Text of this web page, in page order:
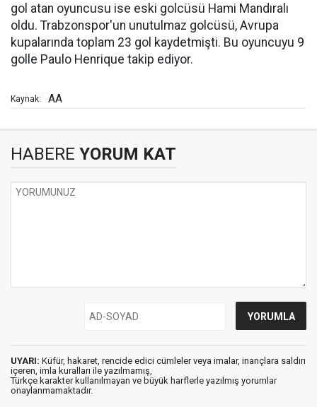
gol atan oyuncusu ise eski golcüsü Hami Mandıralı
oldu. Trabzonspor'un unutulmaz golcüsü, Avrupa
kupalarında toplam 23 gol kaydetmişti. Bu oyuncuyu 9
golle Paulo Henrique takip ediyor.
Kaynak: AA
HABERE YORUM KAT
UYARI: Küfür, hakaret, rencide edici cümleler veya imalar, inançlara saldırı
içeren, imla kuralları ile yazılmamış,
Türkçe karakter kullanılmayan ve büyük harflerle yazılmış yorumlar
onaylanmamaktadır.